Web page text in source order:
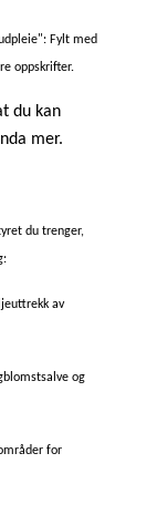
Fylt med
oppskrifter.
du kan
mer.
du trenger,
av
og
for